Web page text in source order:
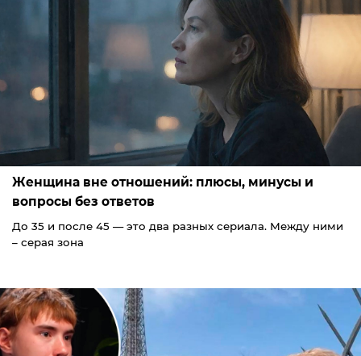
Женщина вне отношений: плюсы, минусы и
вопросы без ответов
До 35 и после 45 — это два разных сериала. Между ними
– серая зона